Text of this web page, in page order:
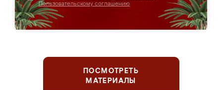
Пользовательскому соглашению
ПОСМОТРЕТЬ
МАТЕРИАЛЫ